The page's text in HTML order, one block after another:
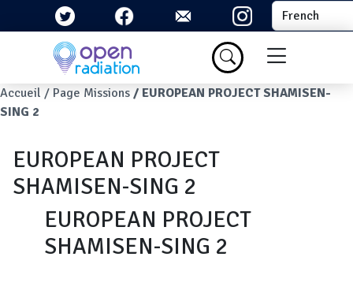
Aller au contenu principal Select your
Menu du
Fil d'Ariane
Accueil Page Missions
EUROPEAN PROJECT SHAMISEN-
SING 2
EUROPEAN PROJECT
SHAMISEN-SING 2
EUROPEAN PROJECT
SHAMISEN-SING 2